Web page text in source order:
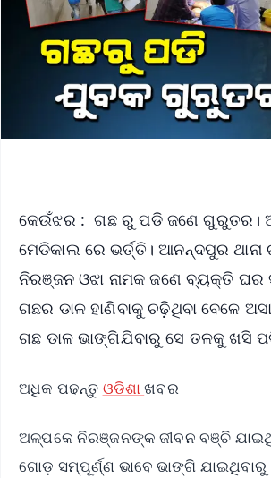
କେଉଁଝର : ଗଛ ରୁ ପଡି ଜଣେ ଗୁରୁତର।
ମେଡିକାଲ ରେ ଭର୍ତ୍ତି। ଆନନ୍ଦପୁର ଥାନା
ନିରଞ୍ଜନ ଓଝା ନାମକ ଜଣେ ବ୍ୟକ୍ତି ଘର
ଗଛର ଡାଳ ହାଣିବାକୁ ଚଢ଼ିଥିବା ବେଳେ
ଗଛ ଡାଳ ଭାଙ୍ଗିଯିବାରୁ ସେ ତଳକୁ ଖସି
ଅଧିକ ପଢନ୍ତୁ ଓଡିଶାଖବର
ଅଳ୍ପକେ ନିରଞ୍ଜନଙ୍କ ଜୀବନ ବଞ୍ଚି
ଗୋଡ଼ ସମ୍ପୂର୍ଣ୍ଣ ଭାବେ ଭାଙ୍ଗି